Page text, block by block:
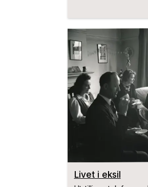
Livet i eksil